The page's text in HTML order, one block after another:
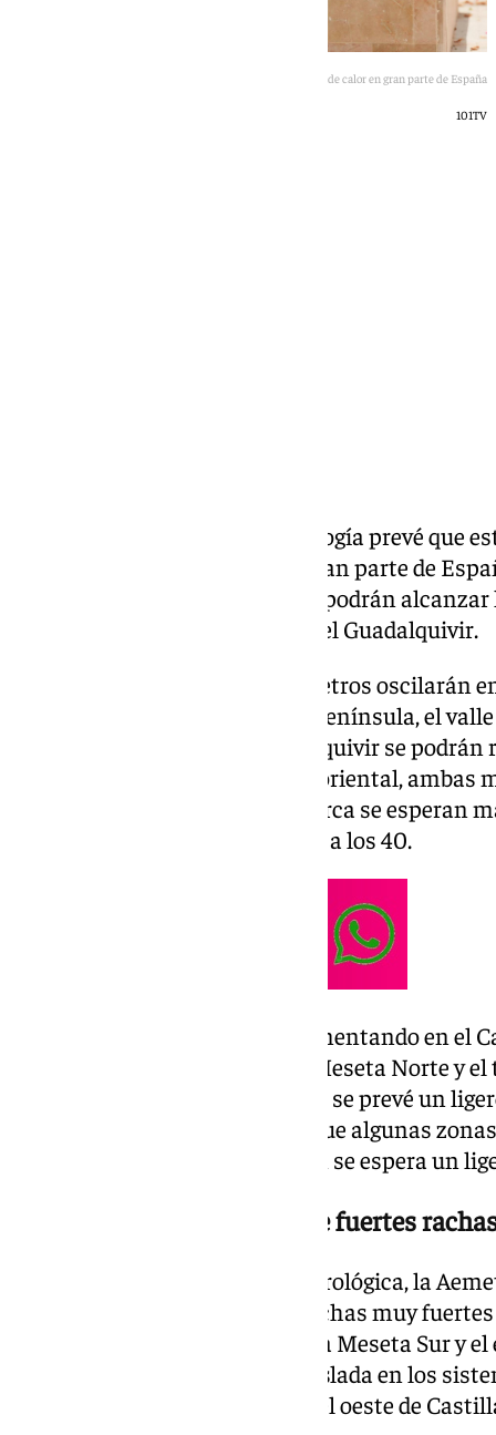
Ola de calor en gran parte de España
101TV
La Agencia Estatal de Meteorología prevé que
de la ola de calor que afecta a gran parte de
de temperaturas máximas que podrán
fluviales, especialmente en el del Guadalquivir.
Según la previsión, los termómetros oscilarán
cuadrante suroccidental de la Península, el
nordeste. En el valle del Guadalquivir se
mientras que en el Cantábrico oriental, ambas
Comunidad Valenciana y Mallorca se esperan
con picos puntuales superiores a los 40.
Las temperaturas seguirán aumentando en el
medida, en el valle del Ebro, la Meseta Norte y
interior de Galicia, sin embargo, se prevé un
entrada de aire marítimo, aunque algunas
39 grados. En Canarias también se espera un
Tormentas acompañadas de fuertes
En cuanto a la situación meteorológica, la
tormentas acompañadas de rachas muy
peninsular, especialmente en la Meseta Sur y
podrían registrarse de forma aislada en los
Cantábrica, el este de Galicia y el oeste de